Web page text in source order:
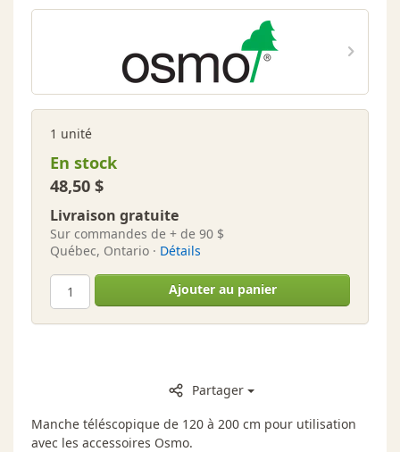
1 unité
En stock
48,50 $
Livraison gratuite
Sur commandes de + de 90 $
Québec, Ontario · Détails
Ajouter au panier
Partager
Manche téléscopique de 120 à 200 cm pour utilisation
avec les accessoires Osmo.